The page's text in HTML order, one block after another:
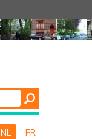
NL FR